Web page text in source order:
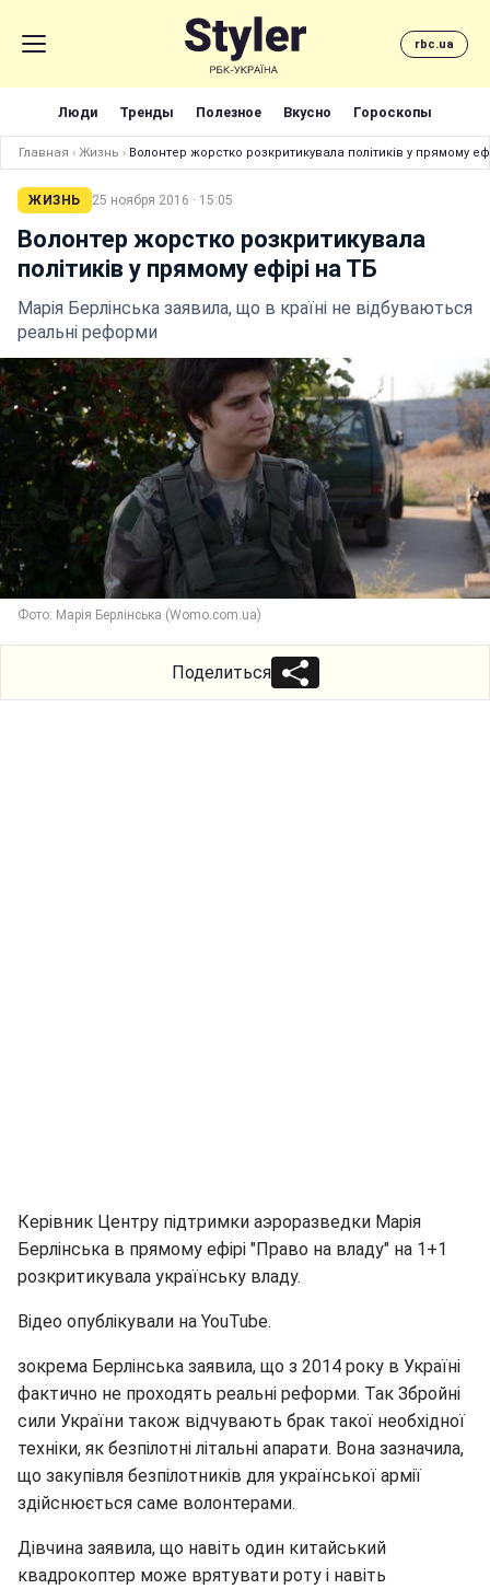
rbc.ua
Люди Тренды Полезное Вкусно Гороскопы
Главная › Жизнь › Волонтер жорстко розкритикувала політиків у прямому
ЖИЗНЬ 25 ноября 2016 · 15:05
Волонтер жорстко розкритикувала
політиків у прямому ефірі на ТБ
Марія Берлінська заявила, що в країні не відбуваються
реальні реформи
Фото: Марія Берлiнська (Womo.com.ua)
Поделиться
Керівник Центру підтримки аэроразведки Марія
Берлінська в прямому ефірі "Право на владу" на 1+1
розкритикувала українську владу.
Відео опублікували на YouTube.
зокрема Берлінська заявила, що з 2014 року в Україні
фактично не проходять реальні реформи. Так Збройні
сили України також відчувають брак такої необхідної
техніки, як безпілотні літальні апарати. Вона зазначила,
що закупівля безпілотників для української армії
здійснюється саме волонтерами.
Дівчина заявила, що навіть один китайський
квадрокоптер може врятувати роту і навіть